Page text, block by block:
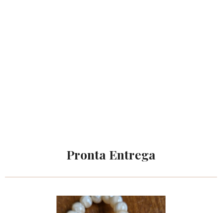
Pronta Entrega